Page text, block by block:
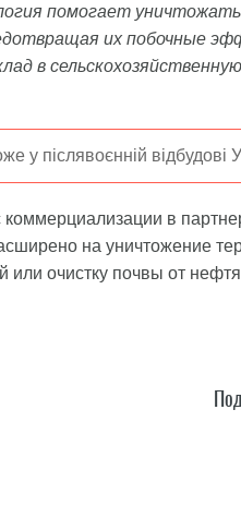
помогает
их побочные
в сельскохозяйственную
у післявоєнній відбудові
в
на уничтожение
или очистку почвы от